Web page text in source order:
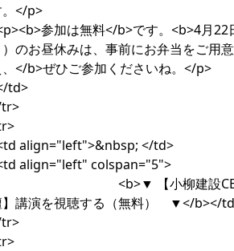
。</p>
参加は無料</b>です。<b>4月22
）のお昼休みは、事前にお弁当をご用
、</b>ぜひご参加くださいね。</p>
align="left">&nbsp; </td>
align="left"
【小柳建設
】講演を視聴する（無料） ▼</b></